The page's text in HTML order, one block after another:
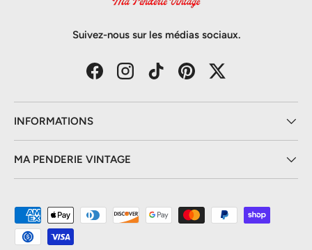
Suivez-nous sur les médias sociaux.
FacebookInstagramTikTokPinterestTwitter
INFORMATIONS
MA PENDERIE VINTAGE
Moyens de paiement acceptés